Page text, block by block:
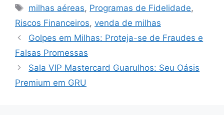
Tags
milhas aéreas, Programas de Fidelidade,
Riscos Financeiros, venda de milhas
Golpes em Milhas: Proteja-se de Fraudes e
Falsas Promessas
Sala VIP Mastercard Guarulhos: Seu Oásis
Premium em GRU